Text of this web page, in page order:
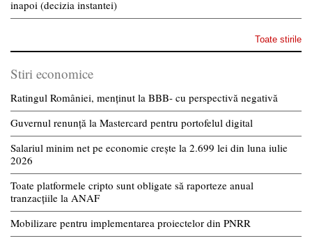
inapoi (decizia instantei)
Toate stirile
Stiri economice
Ratingul României, menținut la BBB- cu perspectivă negativă
Guvernul renunță la Mastercard pentru portofelul digital
Salariul minim net pe economie crește la 2.699 lei din luna iulie
2026
Toate platformele cripto sunt obligate să raporteze anual
tranzacțiile la ANAF
Mobilizare pentru implementarea proiectelor din PNRR